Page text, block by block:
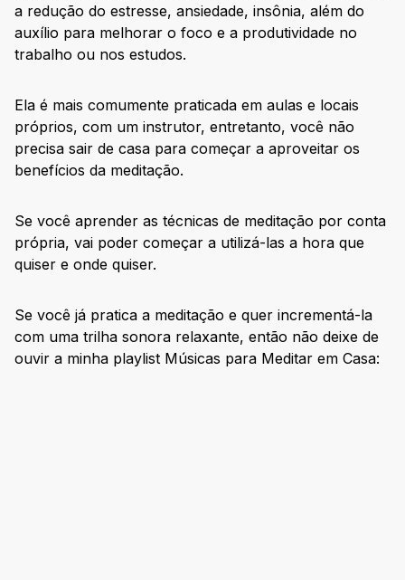
a redução do estresse, ansiedade, insônia, além do
auxílio para melhorar o foco e a produtividade no
trabalho ou nos estudos.
Ela é mais comumente praticada em aulas e locais
próprios, com um instrutor, entretanto, você não
precisa sair de casa para começar a aproveitar os
benefícios da meditação.
Se você aprender as técnicas de meditação por conta
própria, vai poder começar a utilizá-las a hora que
quiser e onde quiser.
Se você já pratica a meditação e quer incrementá-la
com uma trilha sonora relaxante, então não deixe de
ouvir a minha playlist Músicas para Meditar em Casa: